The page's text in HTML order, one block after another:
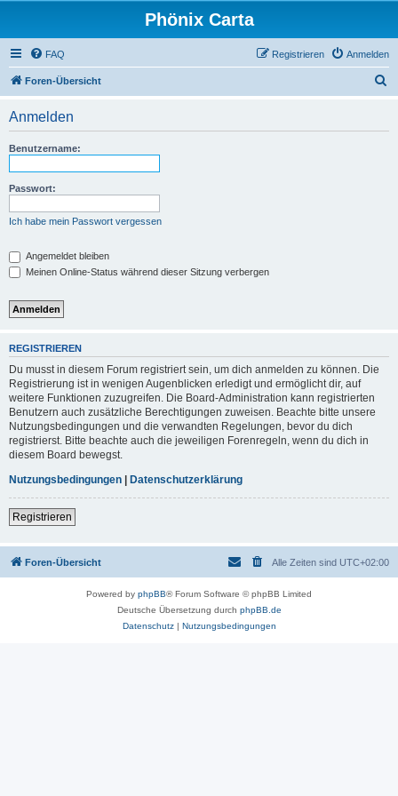
Phönix Carta
FAQ Anmelden
Registrieren
Foren-Übersicht
Anmelden
Benutzername:
Passwort:
Ich habe mein Passwort vergessen
Angemeldet bleiben
Meinen Online-Status während dieser Sitzung verbergen
REGISTRIEREN
Du musst in diesem Forum registriert sein, um dich anmelden zu können. Die
Registrierung ist in wenigen Augenblicken erledigt und ermöglicht dir, auf
weitere Funktionen zuzugreifen. Die Board-Administration kann registrierten
Benutzern auch zusätzliche Berechtigungen zuweisen. Beachte bitte unsere
Nutzungsbedingungen und die verwandten Regelungen, bevor du dich
registrierst. Bitte beachte auch die jeweiligen Forenregeln, wenn du dich in
diesem Board bewegst.
Nutzungsbedingungen | Datenschutzerklärung
Registrieren
Foren-Übersicht Alle Zeiten sind UTC+02:00
Powered by phpBB® Forum Software © phpBB Limited
Deutsche Übersetzung durch phpBB.de
Datenschutz| Nutzungsbedingungen